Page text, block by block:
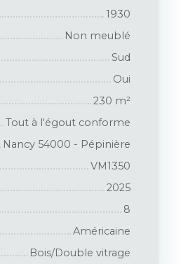
1930
Non meublé
Sud
Oui
230 m²
Tout à l'égout conforme
Nancy 54000 - Pépinière
VM1350
2025
8
Américaine
Bois/Double vitrage